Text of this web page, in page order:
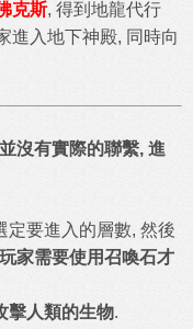
克斯, 得到地龍代行
進入地下神殿, 同時向
沒有實際的聯繫, 進
定要進入的層數, 然後
玩家需要使用召喚石才
擊人類的生物.